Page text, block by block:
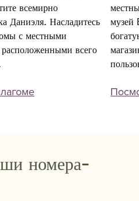
всемирно
Даниэля. Насладитесь
с местными
всего
музей
номера-